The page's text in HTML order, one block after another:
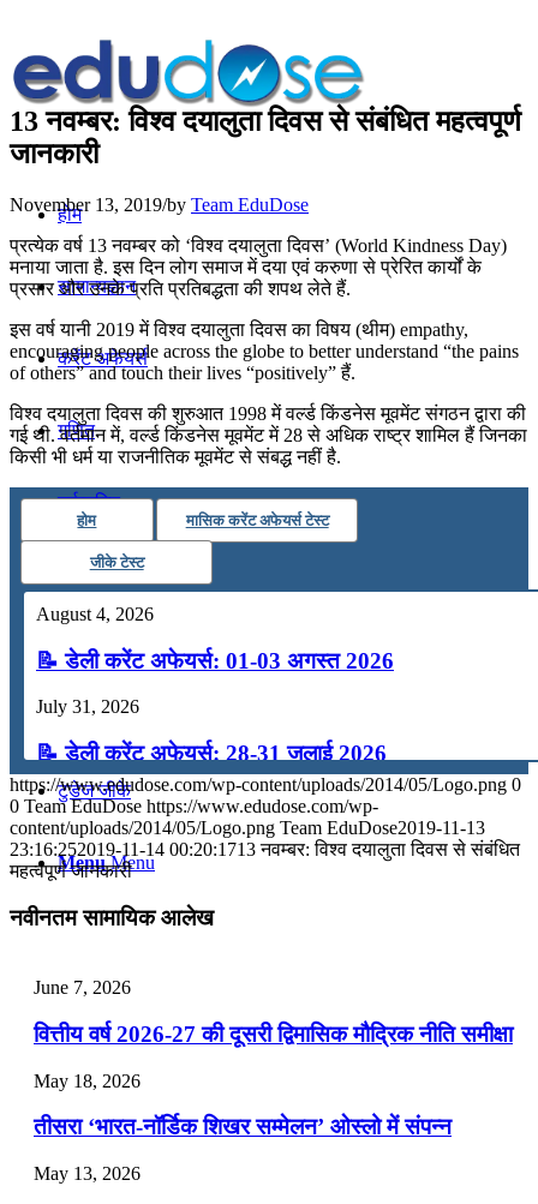
होम
सामान्यज्ञान
करेंट अफेयर्स
गणित
तर्कशक्ति
कंप्यूटर
अंग्रेजी
मॉक टेस्ट
टुडेज जीके
Menu Menu
13 नवम्बर: विश्व दयालुता दिवस से संबंधित महत्वपूर्ण
जानकारी
November 13, 2019/by Team EduDose
प्रत्येक वर्ष 13 नवम्बर को ‘विश्व दयालुता दिवस’ (World Kindness Day)
मनाया जाता है. इस दिन लोग समाज में दया एवं करुणा से प्रेरित कार्यों के
प्रसार और उनके प्रति प्रतिबद्धता की शपथ लेते हैं.
इस वर्ष यानी 2019 में विश्व दयालुता दिवस का विषय (थीम) empathy,
encouraging people across the globe to better understand “the pains
of others” and touch their lives “positively” हैं.
विश्व दयालुता दिवस की शुरुआत 1998 में वर्ल्ड किंडनेस मूवमेंट संगठन द्वारा की
गई थी. वर्तमान में, वर्ल्ड किंडनेस मूवमेंट में 28 से अधिक राष्ट्र शामिल हैं जिनका
किसी भी धर्म या राजनीतिक मूवमेंट से संबद्ध नहीं है.
होम मासिक करेंट अफेयर्स टेस्ट
जीके टेस्ट
August 4, 2026
📝 डेली करेंट अफेयर्स: 01-03 अगस्त 2026
July 31, 2026
📝 डेली करेंट अफेयर्स: 28-31 जुलाई 2026
July 28, 2026
📝 डेली करेंट अफेयर्स: 25-27 जुलाई 2026
July 22, 2026
📝 डेली करेंट अफेयर्स: 19-21 जुलाई 2026
July 19, 2026
📝 डेली करेंट अफेयर्स: 16-18 जुलाई 2026
July 16, 2026
https://www.edudose.com/wp-content/uploads/2014/05/Logo.png 0
0 Team EduDose https://www.edudose.com/wp-
content/uploads/2014/05/Logo.png Team EduDose2019-11-13
23:16:252019-11-14 00:20:1713 नवम्बर: विश्व दयालुता दिवस से संबंधित
महत्वपूर्ण जानकारी
नवीनतम सामायिक आलेख
June 7, 2026
वित्तीय वर्ष 2026-27 की दूसरी द्विमासिक मौद्रिक नीति समीक्षा
May 18, 2026
तीसरा ‘भारत-नॉर्डिक शिखर सम्मेलन’ ओस्लो में संपन्न
May 13, 2026